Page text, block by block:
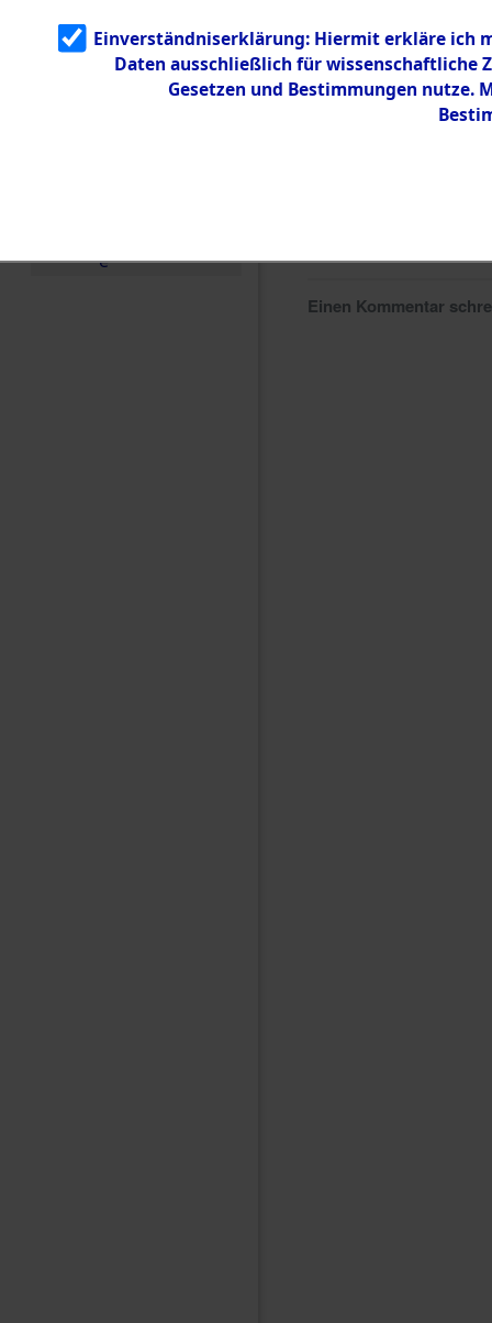
g
5.3.3
Todesmärsch
e
Einen Kommentar
Einverständniserklärung: Hiermit erkläre ich
Daten ausschließlich für wissenschaftliche
Gesetzen und Bestimmungen nutze.